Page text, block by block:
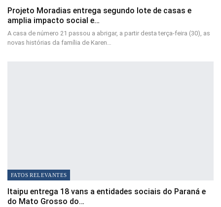
Projeto Moradias entrega segundo lote de casas e
amplia impacto social e…
A casa de número 21 passou a abrigar, a partir desta terça-feira (30), as
novas histórias da família de Karen…
FATOS RELEVANTES
Itaipu entrega 18 vans a entidades sociais do Paraná e
do Mato Grosso do…